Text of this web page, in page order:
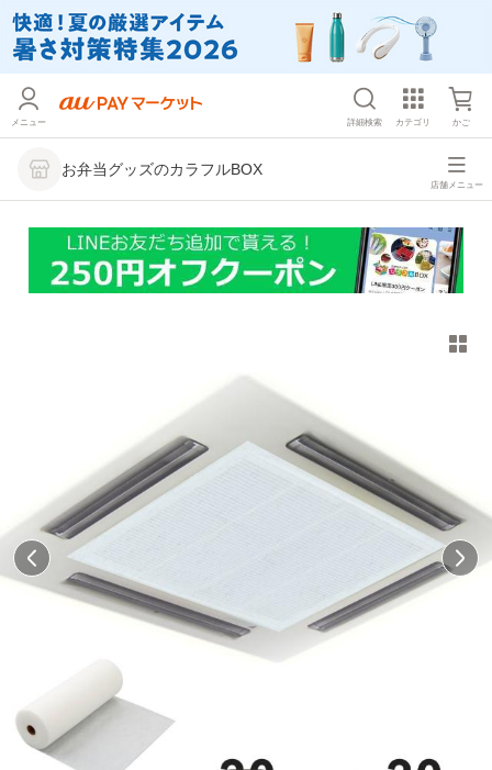
メニュー 詳細検索 カテゴリ かご
お弁当グッズのカラフルBOX
店舗メニュー